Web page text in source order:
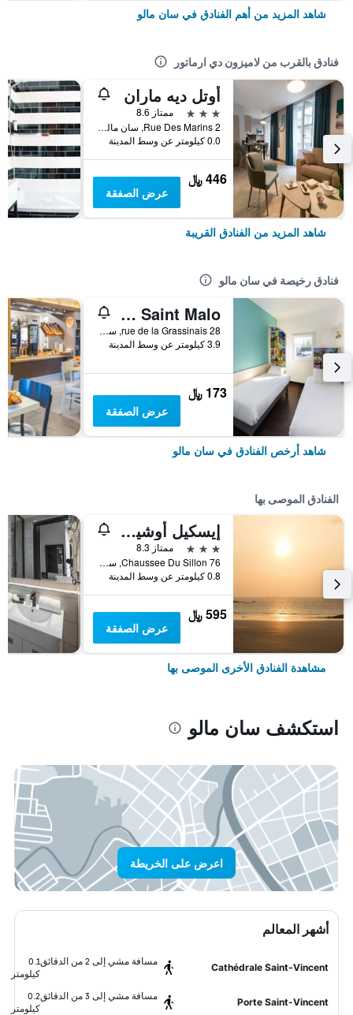
شاهد المزيد من أهم الفنادق في سان مالو
فنادق بالقرب من لاميزون دي ارماتور
أوتل ديه ماران
3 نجوم
ممتاز 8.6
2 Rue Des Marins, سان مالو, منطقة بريتاني, فرنسا
0.0 كيلومتر عن وسط المدينة
446 ﷼
عرض الصفقة
شاهد المزيد من الفنادق القريبة
فنادق رخيصة في سان مالو
Hotelf1 Saint Malo
28 rue de la Grassinais, سان مالو, منطقة بريتاني, فرنسا
3.9 كيلومتر عن وسط المدينة
173 ﷼
عرض الصفقة
شاهد أرخص الفنادق في سان مالو
الفنادق الموصى بها
إيسكيل أوشينيا سان مالو
3 نجوم
ممتاز 8.3
76 Chaussee Du Sillon, سان مالو, منطقة بريتاني, فرنسا
0.8 كيلومتر عن وسط المدينة
595 ﷼
عرض الصفقة
مشاهدة الفنادق الأخرى الموصى بها
استكشف سان مالو
اعرض على الخريطة
أشهر المعالم
Cathédrale Saint-Vincent
مسافة مشي إلى 2 من الدقائق
0.1
كيلومتر
Porte Saint-Vincent
مسافة مشي إلى 3 من الدقائق
0.2
كيلومتر